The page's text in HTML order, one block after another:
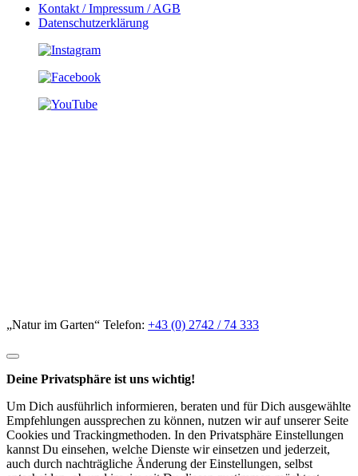
Kontakt / Impressum / AGB
Datenschutzerklärung
„Natur im Garten“ Telefon: +43 (0) 2742 / 74 333
Deine Privatsphäre ist uns wichtig!
Um Dich ausführlich informieren, beraten und für Dich ausgewählte
Empfehlungen aussprechen zu können, nutzen wir auf unserer Seite
Cookies und Trackingmethoden. In den Privatsphäre Einstellungen
kannst Du einsehen, welche Dienste wir einsetzen und jederzeit,
auch durch nachträgliche Änderung der Einstellungen, selbst